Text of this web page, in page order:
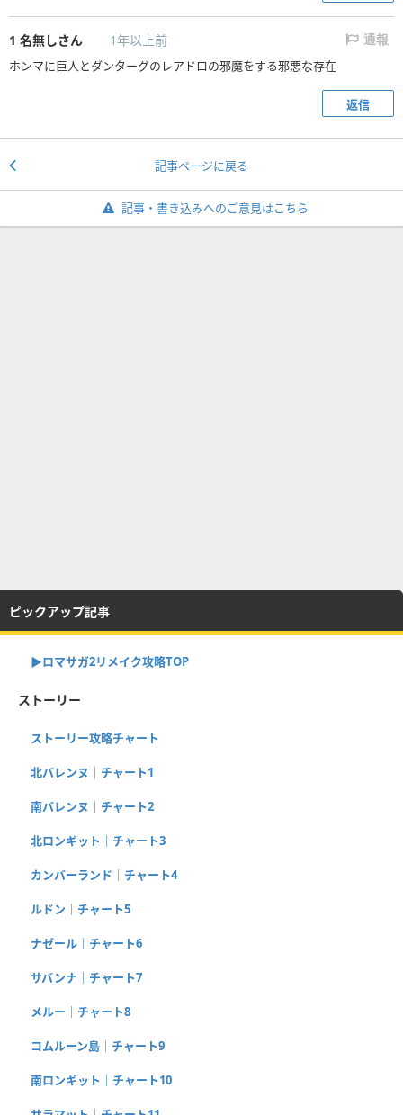
1 名無しさん 1年以上前 通報
ホンマに巨人とダンターグのレアドロの邪魔をする邪悪な存在
返信
記事ページに戻る
記事・書き込みへのご意見はこちら
ピックアップ記事
▶︎ロマサガ2リメイク攻略TOP
ストーリー
ストーリー攻略チャート
北バレンヌ｜チャート1
南バレンヌ｜チャート2
北ロンギット｜チャート3
カンバーランド｜チャート4
ルドン｜チャート5
ナゼール｜チャート6
サバンナ｜チャート7
メルー｜チャート8
コムルーン島｜チャート9
南ロンギット｜チャート10